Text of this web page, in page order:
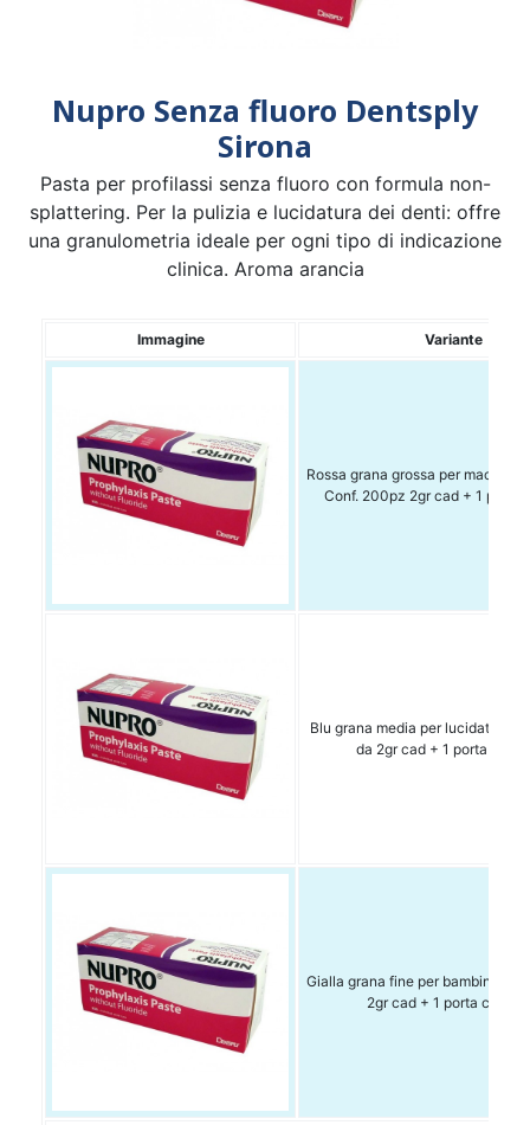
Nupro Senza fluoro Dentsply
Sirona
Pasta per profilassi senza fluoro con formula non-
splattering. Per la pulizia e lucidatura dei denti: offre
una granulometria ideale per ogni tipo di indicazione
clinica. Aroma arancia
Immagine Variante
Rossa grana grossa per macchie
Conf. 200pz 2gr cad + 1 porta
Blu grana media per lucidatura
da 2gr cad + 1 porta
Gialla grana fine per bambini
2gr cad + 1 porta